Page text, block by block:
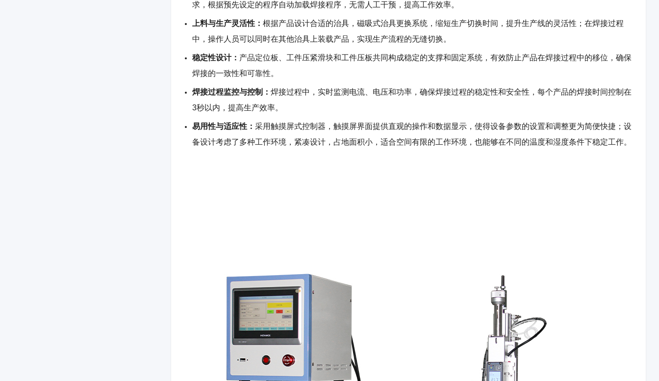
求，根据预先设定的程序自动加载焊接程序，无需人工干预，提高工作效率。
上料与生产灵活性：根据产品设计合适的治具，磁吸式治具更换系统，缩短生产切换时间，提升生产线的灵活性；在焊接过程
中，操作人员可以同时在其他治具上装载产品，实现生产流程的无缝切换。
稳定性设计： 产品定位板、工件压紧滑块和工件压板共同构成稳定的支撑和固定系统，有效防止产品在焊接过程中的移位，确保
焊接的一致性和可靠性。
焊接过程监控与控制：焊接过程中，实时监测电流、电压和功率，确保焊接过程的稳定性和安全性，每个产品的焊接时间控制在
3秒以内，提高生产效率。
易用性与适应性：采用触摸屏式控制器，触摸屏界面提供直观的操作和数据显示，使得设备参数的设置和调整更为简便快捷；设
备设计考虑了多种工作环境，紧凑设计，占地面积小，适合空间有限的工作环境，也能够在不同的温度和湿度条件下稳定工作。